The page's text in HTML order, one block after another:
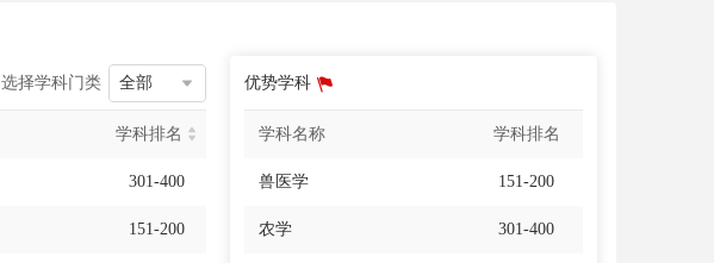
B 34
93
选择学科门类
学科排名
301-400
151-200
优势学科
学科名称 学科排名
兽医学 151-200
农学 301-400